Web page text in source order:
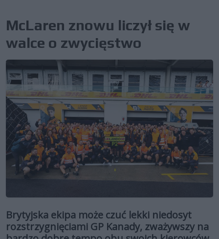
McLaren znowu liczył się w
walce o zwycięstwo
Brytyjska ekipa może czuć lekki niedosyt
rozstrzygnięciami GP Kanady, zważywszy na